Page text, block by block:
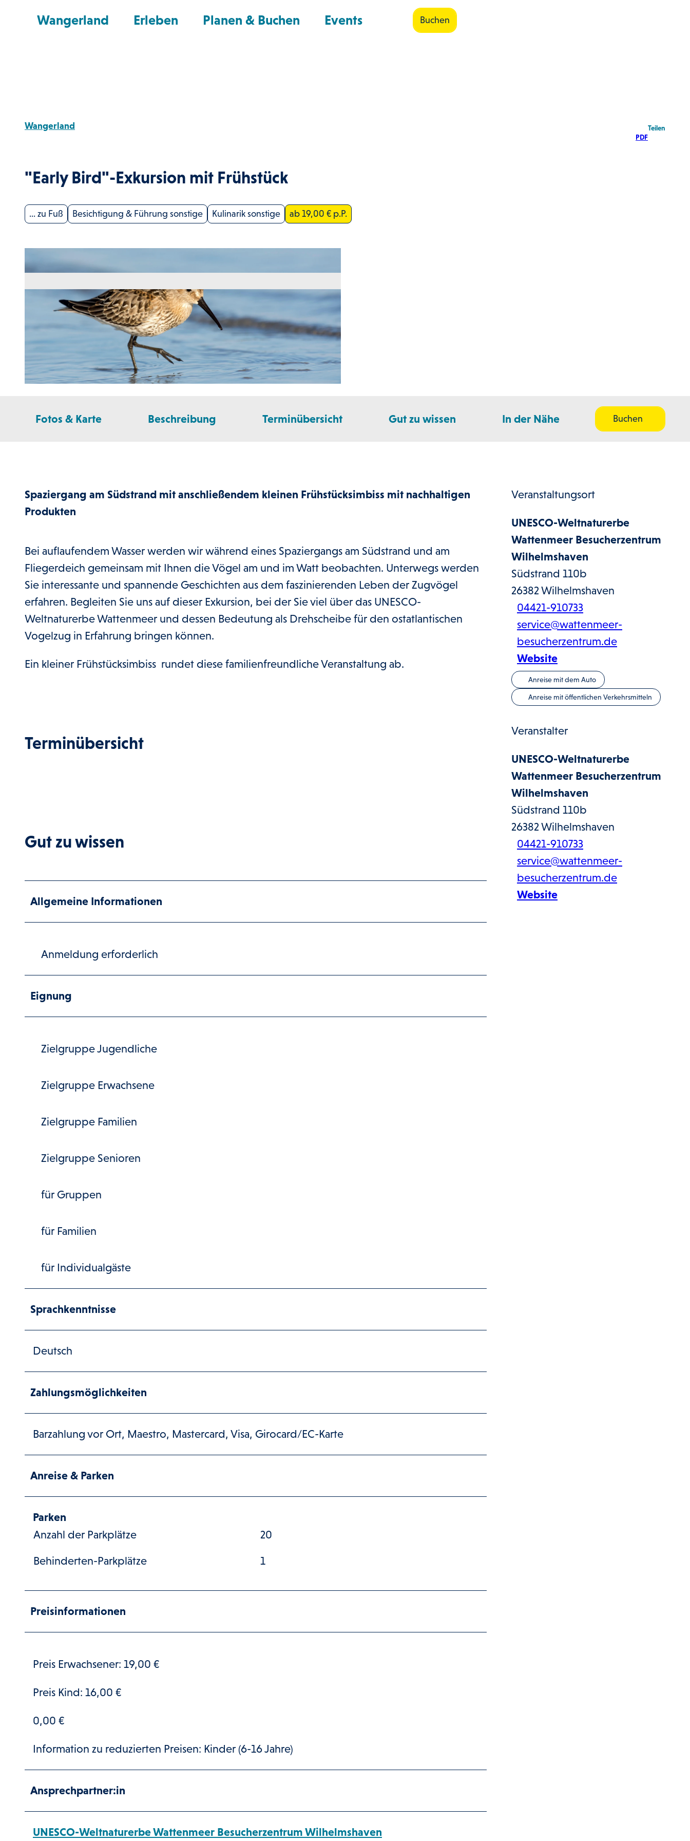
Wangerland Erleben Planen & Buchen Events SucheBuchen
Wangerland
PDF
Teilen
"Early Bird"-Exkursion mit Frühstück
... zu Fuß Besichtigung & Führung sonstige Kulinarik sonstige ab 19,00 € p.P.
Fotos & Karte Beschreibung Terminübersicht Gut zu wissen In der Nähe Buchen
Spaziergang am Südstrand mit anschließendem kleinen Frühstücksimbiss mit nachhaltigen
Produkten
Bei auflaufendem Wasser werden wir während eines Spaziergangs am Südstrand und am
Fliegerdeich gemeinsam mit Ihnen die Vögel am und im Watt beobachten. Unterwegs werden
Sie interessante und spannende Geschichten aus dem faszinierenden Leben der Zugvögel
erfahren. Begleiten Sie uns auf dieser Exkursion, bei der Sie viel über das UNESCO-
Weltnaturerbe Wattenmeer und dessen Bedeutung als Drehscheibe für den ostatlantischen
Vogelzug in Erfahrung bringen können.
Ein kleiner Frühstücksimbiss rundet diese familienfreundliche Veranstaltung ab.
Terminübersicht
Gut zu wissen
Allgemeine Informationen
Anmeldung erforderlich
Eignung
Zielgruppe Jugendliche
Zielgruppe Erwachsene
Zielgruppe Familien
Zielgruppe Senioren
für Gruppen
für Familien
für Individualgäste
Sprachkenntnisse
Deutsch
Zahlungsmöglichkeiten
Barzahlung vor Ort, Maestro, Mastercard, Visa, Girocard/EC-Karte
Anreise & Parken
Parken
Anzahl der Parkplätze
20
Behinderten-Parkplätze 1
Preisinformationen
Preis Erwachsener: 19,00 €
Preis Kind: 16,00 €
0,00 €
Information zu reduzierten Preisen: Kinder (6-16 Jahre)
Ansprechpartner:in
UNESCO-Weltnaturerbe Wattenmeer Besucherzentrum Wilhelmshaven
Veranstaltungsort
UNESCO-Weltnaturerbe
Wattenmeer Besucherzentrum
Wilhelmshaven
Südstrand 110b
26382 Wilhelmshaven
04421-910733
service@wattenmeer-
besucherzentrum.de
Website
Anreise mit dem Auto
Anreise mit öffentlichen Verkehrsmitteln
Veranstalter
UNESCO-Weltnaturerbe
Wattenmeer Besucherzentrum
Wilhelmshaven
Südstrand 110b
26382 Wilhelmshaven
04421-910733
service@wattenmeer-
besucherzentrum.de
Website